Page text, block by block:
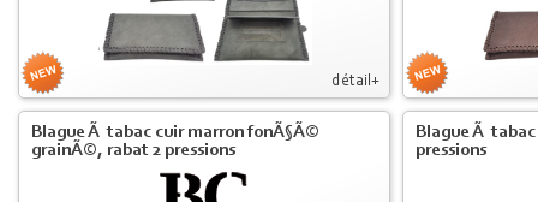
détail+
Blague Ã tabac cuir marron fonÃ§Ã©
grainÃ©, rabat 2 pressions
Blague Ã
pressions